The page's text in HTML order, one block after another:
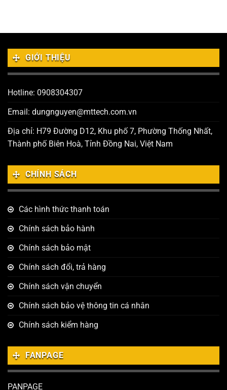
GIỚI THIỆU
Hotline: 0908304307
Email: dungnguyen@mttech.com.vn
Địa chỉ: H79 Đường D12, Khu phố 7, Phường Thống Nhất,
Thành phố Biên Hoà, Tỉnh Đồng Nai, Việt Nam
CHÍNH SÁCH
Các hình thức thanh toán
Chính sách bảo hành
Chính sách bảo mật
Chính sách đổi, trả hàng
Chính sách vận chuyển
Chính sách bảo vệ thông tin cá nhân
Chính sách kiểm hàng
FANPAGE
PANPAGE